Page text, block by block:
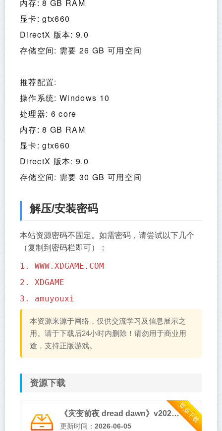
内存: 8 GB RAM
显卡: gtx660
DirectX 版本: 9.0
存储空间: 需要 26 GB 可用空间
推荐配置:
操作系统: Windows 10
处理器: 6 core
内存: 8 GB RAM
显卡: gtx660
DirectX 版本: 9.0
存储空间: 需要 30 GB 可用空间
解压/安装密码
本站资源密码不固定。如需密码，请尝试以下几个
（复制到密码栏即可）：
1. WWW.XDGAME.COM
2. XDGAME
3. amuyouxi
本资源来源于网络，仅供交流学习及信息展示之
用。请于下载后24小时内删除！请勿用于商业用
途，支持正版游戏。
资源下载
资源下载
《灾变前夜 dread dawn》v20260530-免安装中文版
更新时间： 2026-06-05